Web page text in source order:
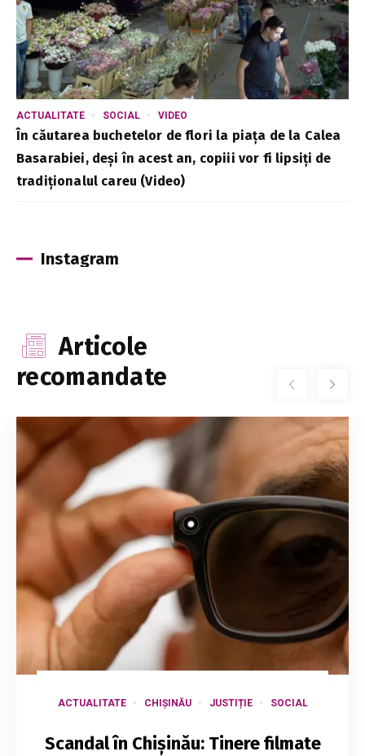
ACTUALITATE SOCIAL VIDEO
În căutarea buchetelor de flori la piața de la Calea
Basarabiei, deși în acest an, copiii vor fi lipsiți de
tradiționalul careu (Video)
Instagram
Articole
recomandate
ACTUALITATE CHIȘINĂU JUSTIȚIE SOCIAL
Scandal în Chișinău: Tinere filmate